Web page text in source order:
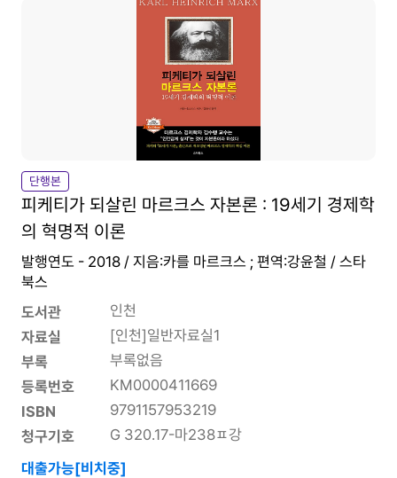
단행본
피케티가 되살린 마르크스 자본론 : 19세기 경제학
의 혁명적 이론
발행연도 - 2018 / 지음:카를 마르크스 ; 편역:강윤철 / 스타
북스
도서관
인천
자료실
[인천]일반자료실1
부록
부록없음
등록번호
KM0000411669
ISBN
9791157953219
청구기호
G 320.17-마238ㅍ강
대출가능[비치중]